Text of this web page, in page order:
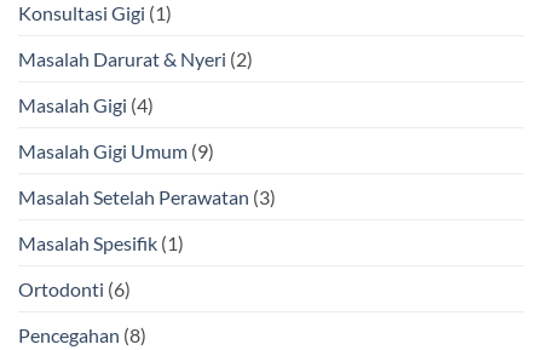
Konsultasi Gigi (1)
Masalah Darurat & Nyeri (2)
Masalah Gigi (4)
Masalah Gigi Umum (9)
Masalah Setelah Perawatan (3)
Masalah Spesifik (1)
Ortodonti (6)
Pencegahan (8)